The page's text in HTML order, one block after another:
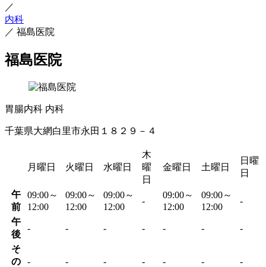
／
内科
／ 福島医院
福島医院
胃腸内科 内科
千葉県大網白里市永田１８２９－４
月曜日 火曜日 水曜日
木
曜
日
金曜日 土曜日
日曜
日
午
前
09:00～
12:00
09:00～
12:00
09:00～
12:00
-
09:00～
12:00
09:00～
12:00
-
午
後
- - - - - - -
そ
の
- - - - - - -